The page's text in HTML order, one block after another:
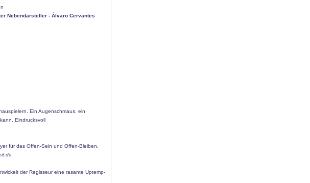
Nebendarsteller - Álvaro Cervantes
Ein Augenschmaus, ein
Eindrucksvoll
für das Offen-Sein und Offen-Bleiben,
der Regisseur eine rasante Uptemp-